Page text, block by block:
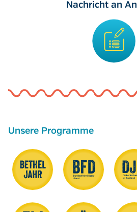
Nachricht an
Unsere Programme